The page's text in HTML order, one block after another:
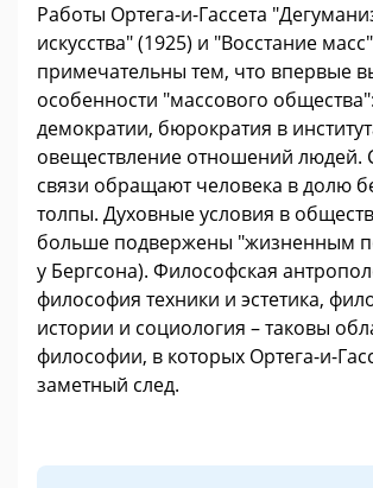
Работы Ортега-и-Гассета
искусства" (1925) и "Восстание
примечательны тем, что впервые
особенности "массового
демократии, бюрократия в
овеществление отношений людей.
связи обращают человека в долю
толпы. Духовные условия в
больше подвержены "жизненным
у Бергсона). Философская
философия техники и эстетика,
истории и социология – таковы
философии, в которых Ортега-и-
заметный след.